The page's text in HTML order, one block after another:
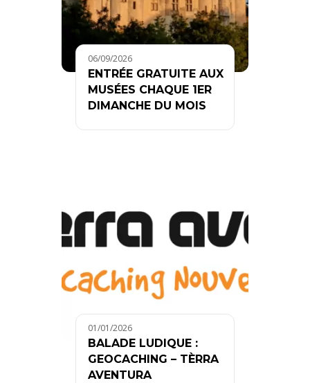
06/09/2026
ENTRÉE GRATUITE AUX
MUSÉES CHAQUE 1ER
DIMANCHE DU MOIS
01/01/2026
BALADE LUDIQUE :
GEOCACHING – TÈRRA
AVENTURA